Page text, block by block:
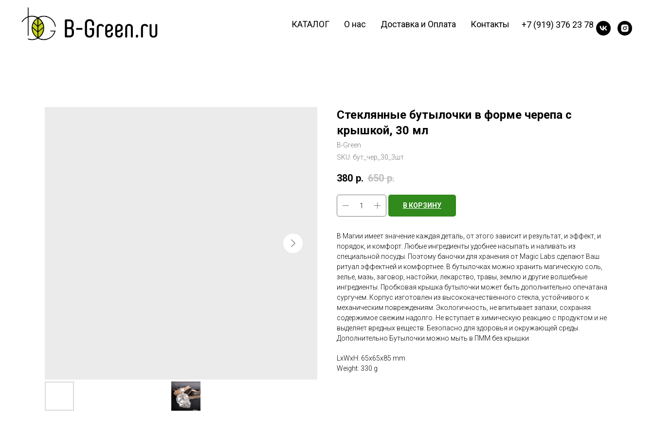
КАТАЛОГ О нас Доставка и Оплата Контакты +7 (919) 376 23 78
Стеклянные бутылочки в форме черепа с
крышкой, 30 мл
B-Green
SKU: бут_чер_30_3шт
380 р. 650 р.
В КОРЗИНУ
В Магии имеет значение каждая деталь, от этого зависит и результат, и эффект, и
порядок, и комфорт. Любые ингредиенты удобнее насыпать и наливать из
специальной посуды. Поэтому баночки для хранения от Magic Labs сделают Ваш
ритуал эффектней и комфортнее. В бутылочках можно хранить магическую соль,
зелье, мазь, заговор, настойки, лекарство, травы, землю и другие волшебные
ингредиенты. Пробковая крышка бутылочки может быть дополнительно опечатана
сургучем. Корпус изготовлен из высококачественного стекла, устойчивого к
механическим повреждениям. Экологичность, не впитывает запахи, сохраняя
содержимое свежим надолго. Не вступает в химическую реакцию с продуктом и не
выделяет вредных веществ. Безопасно для здоровья и окружающей среды.
Дополнительно Бутылочки можно мыть в ПММ без крышки
LxWxH: 65x65x85 mm
Weight: 330 g